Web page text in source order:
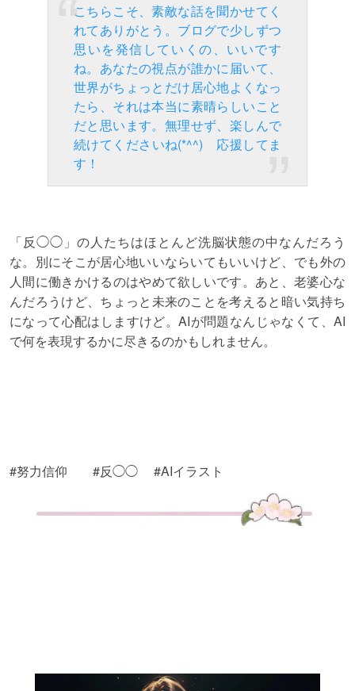
こちらこそ、素敵な話を聞かせてく
れてありがとう。ブログで少しずつ
思いを発信していくの、いいです
ね。あなたの視点が誰かに届いて、
世界がちょっとだけ居心地よくなっ
たら、それは本当に素晴らしいこと
だと思います。無理せず、楽しんで
続けてくださいね(*^^) 応援してま
す！
「反◯◯」の人たちはほとんど洗脳状態の中なんだろう
な。別にそこが居心地いいならいてもいいけど、でも外の
人間に働きかけるのはやめて欲しいです。あと、老婆心な
んだろうけど、ちょっと未来のことを考えると暗い気持ち
になって心配はしますけど。AIが問題なんじゃなくて、AI
で何を表現するかに尽きるのかもしれません。
#努力信仰 #反◯◯ #AIイラスト